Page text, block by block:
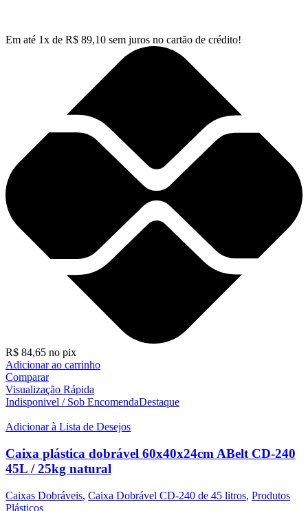
Em até 1x de R$ 89,10 sem juros no cartão de crédito!
R$ 84,65 no pix
Adicionar ao carrinho
Comparar
Visualização Rápida
Indisponivel / Sob EncomendaDestaque
Adicionar à Lista de Desejos
Caixa plástica dobrável 60x40x24cm ABelt CD-240
45L / 25kg natural
Caixas Dobráveis, Caixa Dobrável CD-240 de 45 litros, Produtos
Plásticos